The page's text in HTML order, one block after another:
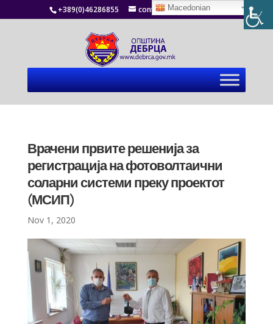
+389(0)46286855 contact@debrca.gov.mk
Врачени првите решенија за
регистрација на фотоволтаични
соларни системи преку проектот
(МСИП)
Nov 1, 2020
Macedonian